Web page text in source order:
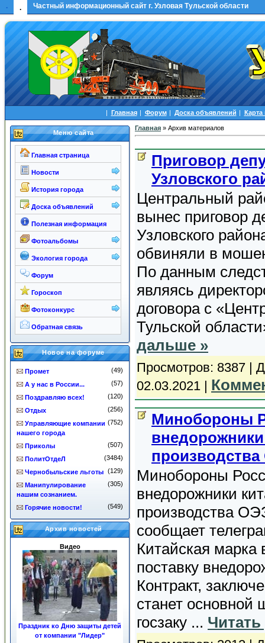
. . Частный информационный сайт г. Узловая Тульской области
| Главная | Форум | Доска объявлений | Карта
Меню сайта
Главная страница
Новости
История города
Доска объявлений
Полезная информация
Фотоальбомы
Экология города
Форум
Гороскоп
Фотоконкурс
Обратная связь
Новое на форуме
Промет
(49)
А у нас в России...
(57)
Поздравляю всех!
(120)
Отдых
(256)
Управляющие компании
нашего города
(752)
Приколы
(507)
ПолитОтдеЛ
(3484)
Чернобыльские льготы (129)
Манипулирование
нашим сознанием.
(305)
Горячие новости! (549)
Архив новостей
Видео
Праздник ко Дню защиты детей
от компании "Лидер"
Главная » Архив материалов
Приговор
Узловского
Центральный
вынес приговор
Узловского
обвиняли в
По данным
являясь
договора с
Тульской
дальше »
Просмотров: 8387 |
02.03.2021 |
Минобороны
Минобороны
внедорожники
производства
сообщает
Китайская марка
поставку
Контракт,
станет
госзаку ...